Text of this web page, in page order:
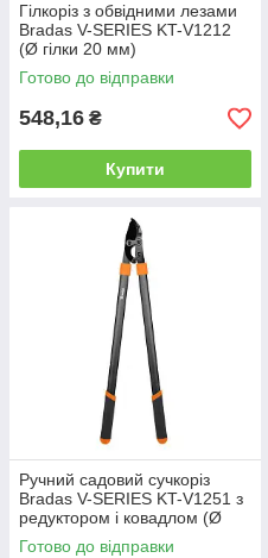
Гілкоріз з обвідними лезами
Bradas V-SERIES KT-V1212
(Ø гілки 20 мм)
Готово до відправки
548,16 ₴
Купити
Ручний садовий сучкоріз
Bradas V-SERIES KT-V1251 з
редуктором і ковадлом (Ø
гілки 40 мм)
Готово до відправки